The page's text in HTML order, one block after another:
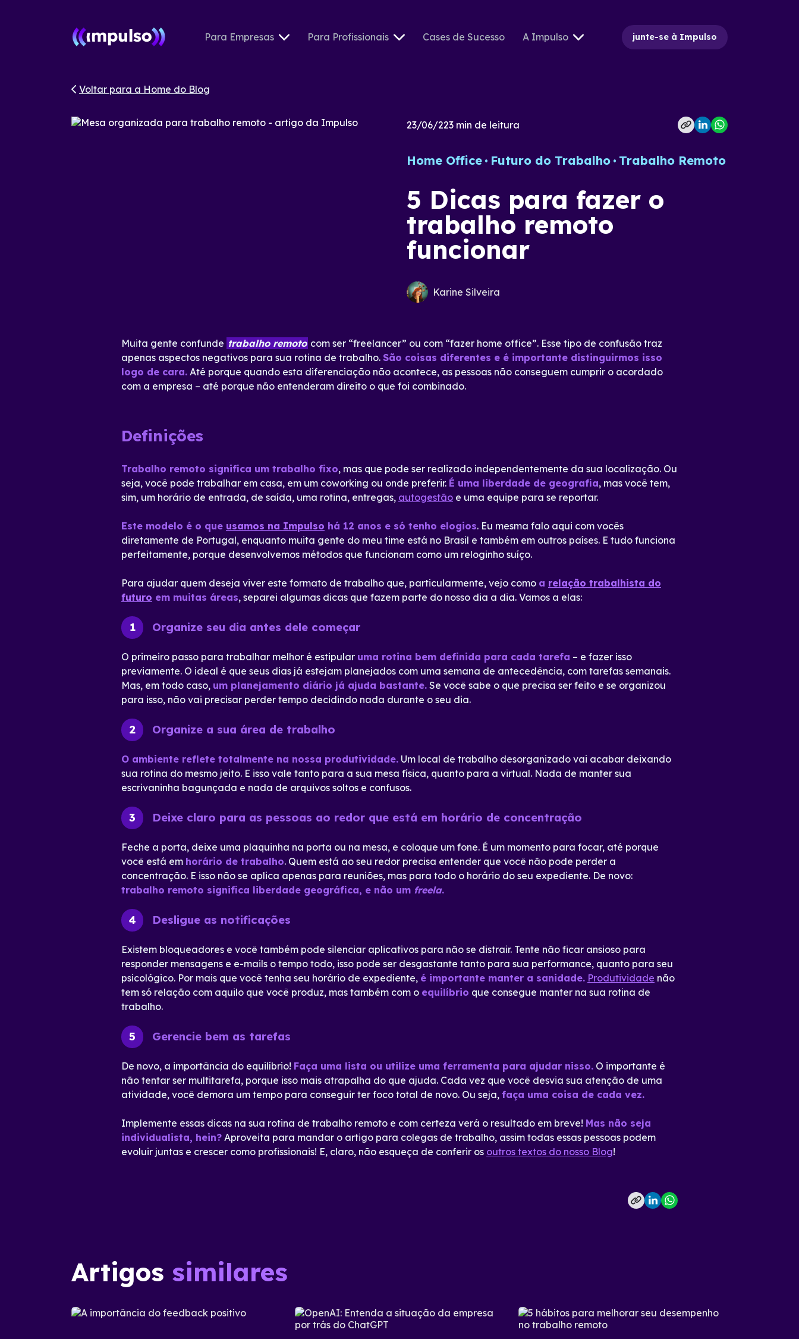
Para Empresas Para Profissionais Cases de Sucesso A Impulso junte-se à Impulso
Voltar para a Home do Blog
23/06/223 min de leitura
Home Office Futuro do Trabalho Trabalho Remoto
5 Dicas para fazer o
trabalho remoto
funcionar
Karine Silveira
Muita gente confunde trabalho remoto com ser “freelancer” ou com “fazer home office”. Esse tipo de confusão traz
apenas aspectos negativos para sua rotina de trabalho. São coisas diferentes e é importante distinguirmos isso
logo de cara. Até porque quando esta diferenciação não acontece, as pessoas não conseguem cumprir o acordado
com a empresa – até porque não entenderam direito o que foi combinado.
Definições
Trabalho remoto significa um trabalho fixo, mas que pode ser realizado independentemente da sua localização. Ou
seja, você pode trabalhar em casa, em um coworking ou onde preferir. É uma liberdade de geografia, mas você tem,
sim, um horário de entrada, de saída, uma rotina, entregas, autogestão e uma equipe para se reportar.
Este modelo é o que usamos na Impulso há 12 anos e só tenho elogios. Eu mesma falo aqui com vocês
diretamente de Portugal, enquanto muita gente do meu time está no Brasil e também em outros países. E tudo funciona
perfeitamente, porque desenvolvemos métodos que funcionam como um reloginho suíço.
Para ajudar quem deseja viver este formato de trabalho que, particularmente, vejo como a relação trabalhista do
futuro em muitas áreas, separei algumas dicas que fazem parte do nosso dia a dia. Vamos a elas:
1 Organize seu dia antes dele começar
O primeiro passo para trabalhar melhor é estipular uma rotina bem definida para cada tarefa – e fazer isso
previamente. O ideal é que seus dias já estejam planejados com uma semana de antecedência, com tarefas semanais.
Mas, em todo caso, um planejamento diário já ajuda bastante. Se você sabe o que precisa ser feito e se organizou
para isso, não vai precisar perder tempo decidindo nada durante o seu dia.
2 Organize a sua área de trabalho
O ambiente reflete totalmente na nossa produtividade. Um local de trabalho desorganizado vai acabar deixando
sua rotina do mesmo jeito. E isso vale tanto para a sua mesa física, quanto para a virtual. Nada de manter sua
escrivaninha bagunçada e nada de arquivos soltos e confusos.
3 Deixe claro para as pessoas ao redor que está em horário de concentração
Feche a porta, deixe uma plaquinha na porta ou na mesa, e coloque um fone. É um momento para focar, até porque
você está em horário de trabalho. Quem está ao seu redor precisa entender que você não pode perder a
concentração. E isso não se aplica apenas para reuniões, mas para todo o horário do seu expediente. De novo:
trabalho remoto significa liberdade geográfica, e não um freela.
4 Desligue as notificações
Existem bloqueadores e você também pode silenciar aplicativos para não se distrair. Tente não ficar ansioso para
responder mensagens e e-mails o tempo todo, isso pode ser desgastante tanto para sua performance, quanto para seu
psicológico. Por mais que você tenha seu horário de expediente, é importante manter a sanidade. Produtividade não
tem só relação com aquilo que você produz, mas também com o equilíbrio que consegue manter na sua rotina de
trabalho.
5 Gerencie bem as tarefas
De novo, a importância do equilíbrio! Faça uma lista ou utilize uma ferramenta para ajudar nisso. O importante é
não tentar ser multitarefa, porque isso mais atrapalha do que ajuda. Cada vez que você desvia sua atenção de uma
atividade, você demora um tempo para conseguir ter foco total de novo. Ou seja, faça uma coisa de cada vez.
Implemente essas dicas na sua rotina de trabalho remoto e com certeza verá o resultado em breve! Mas não seja
individualista, hein? Aproveita para mandar o artigo para colegas de trabalho, assim todas essas pessoas podem
evoluir juntas e crescer como profissionais! E, claro, não esqueça de conferir os outros textos do nosso Blog!
Artigos similares